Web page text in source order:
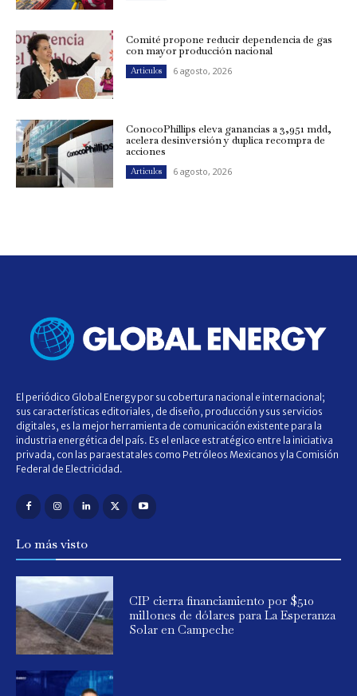
Comité propone reducir dependencia de gas
con mayor producción nacional
Artículos 6 agosto, 2026
ConocoPhillips eleva ganancias a 3,951 mdd,
acelera desinversión y duplica recompra de
acciones
Artículos 6 agosto, 2026
El periódico Global Energy por su cobertura nacional e internacional;
sus características editoriales, de diseño, producción y sus servicios
digitales, es la mejor herramienta de comunicación existente para la
industria energética del país. Es el enlace estratégico entre la iniciativa
privada, con las paraestatales como Petróleos Mexicanos y la Comisión
Federal de Electricidad.
Lo más visto
CIP cierra financiamiento por $510
millones de dólares para La Esperanza
Solar en Campeche